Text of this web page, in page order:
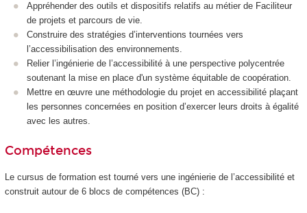
Appréhender des outils et dispositifs relatifs au métier de Faciliteur
de projets et parcours de vie.
Construire des stratégies d’interventions tournées vers
l’accessibilisation des environnements.
Relier l’ingénierie de l’accessibilité à une perspective polycentrée
soutenant la mise en place d'un système équitable de coopération.
Mettre en œuvre une méthodologie du projet en accessibilité plaçant
les personnes concernées en position d’exercer leurs droits à égalité
avec les autres.
Compétences
Le cursus de formation est tourné vers une ingénierie de l’accessibilité et
construit autour de 6 blocs de compétences (BC) :